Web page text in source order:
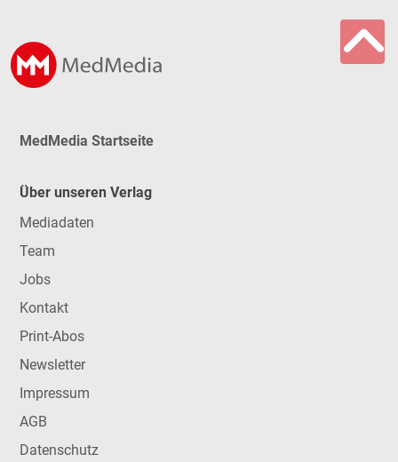
MedMedia Startseite
Über unseren Verlag
Mediadaten
Team
Jobs
Kontakt
Print-Abos
Newsletter
Impressum
AGB
Datenschutz